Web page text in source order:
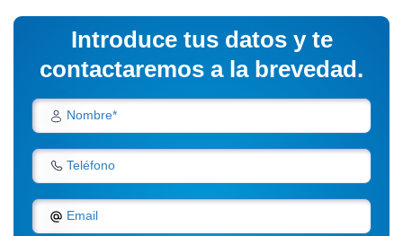
Introduce tus datos y te
contactaremos a la brevedad.
Nombre*
Teléfono
Email